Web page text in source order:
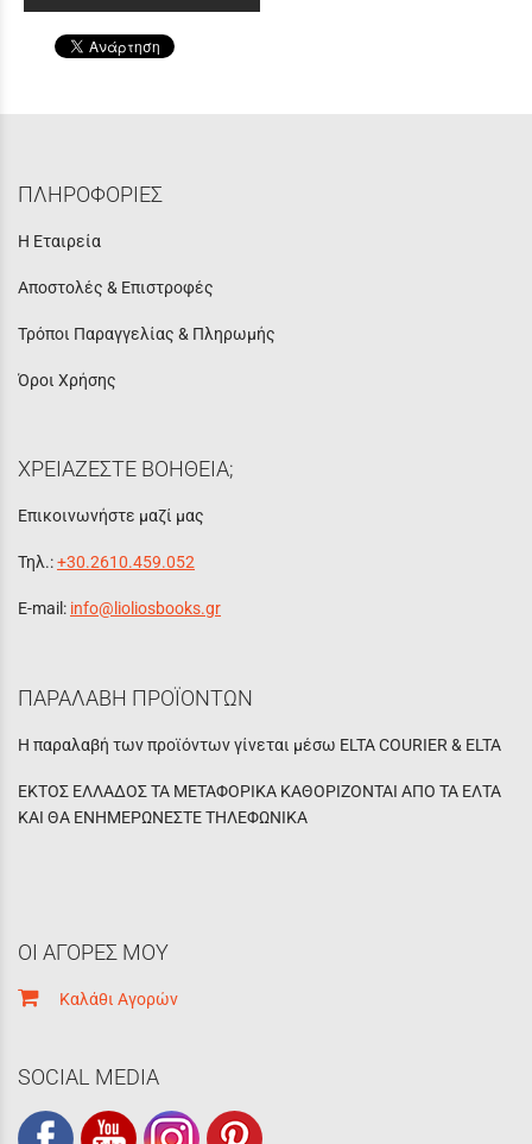
ΠΛΗΡΟΦΟΡΙΕΣ
Η Εταιρεία
Αποστολές & Επιστροφές
Τρόποι Παραγγελίας & Πληρωμής
Όροι Χρήσης
ΧΡΕΙΑΖΕΣΤΕ ΒΟΗΘΕΙΑ;
Επικοινωνήστε μαζί μας
Τηλ.:+30.2610.459.052
E-mail: info@lioliosbooks.gr
ΠΑΡΑΛΑΒΗ ΠΡΟΪΟΝΤΩΝ
Η παραλαβή των προϊόντων γίνεται μέσω ELTA COURIER & ELTA
ΕΚΤΟΣ ΕΛΛΑΔΟΣ ΤΑ ΜΕΤΑΦΟΡΙΚΑ ΚΑΘΟΡΙΖΟΝΤΑΙ ΑΠΟ ΤΑ ΕΛΤΑ
ΚΑΙ ΘΑ ΕΝΗΜΕΡΩΝΕΣΤΕ ΤΗΛΕΦΩΝΙΚΑ
ΟΙ ΑΓΟΡΕΣ ΜΟΥ
Καλάθι Αγορών
SOCIAL MEDIA